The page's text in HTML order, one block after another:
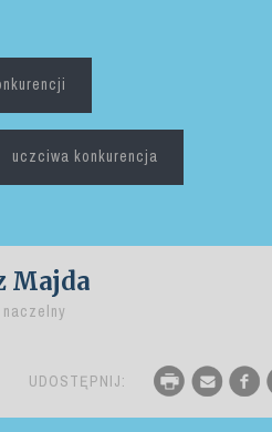
uczciwa konkurencja
Majda
UDOSTĘPNIJ: